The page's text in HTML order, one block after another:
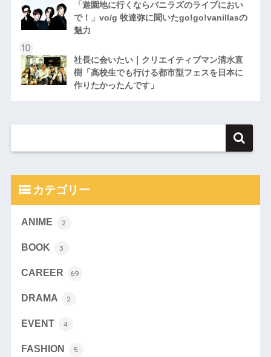
「遊園地に行くならバニラズのライブにおい
で！」vo/g 牧達弥に聞いたgo!go!vanillasの
魅力
社長に会いたい｜クリエイティブマン清水直
樹「高校生でも行ける都市型フェスを日本に
作りたかったんです」
カテゴリー
ANIME 2
BOOK 3
CAREER 69
DRAMA 2
EVENT 4
FASHION 5